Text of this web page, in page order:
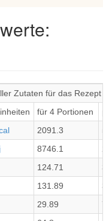
Zutaten für das Rezept
für 4 Portionen
2091.3
8746.1
124.71
131.89
29.89